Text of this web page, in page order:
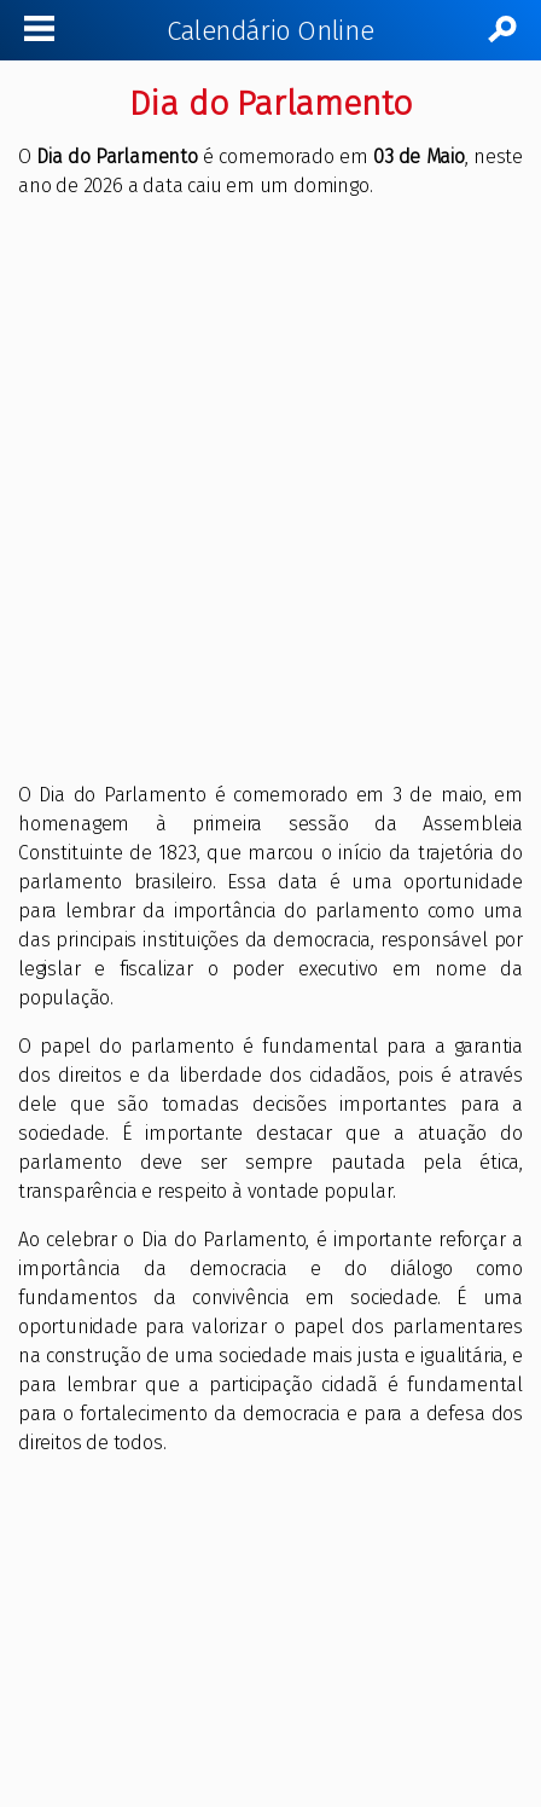
Calendário Online
Dia do Parlamento
O Dia do Parlamentoé comemorado em 03 de Maio, neste
ano de 2026 a data caiu em um domingo.
O Dia do Parlamento é comemorado em 3 de maio, em
homenagem à primeira sessão da Assembleia
Constituinte de 1823, que marcou o início da trajetória do
parlamento brasileiro. Essa data é uma oportunidade
para lembrar da importância do parlamento como uma
das principais instituições da democracia, responsável por
legislar e fiscalizar o poder executivo em nome da
população.
O papel do parlamento é fundamental para a garantia
dos direitos e da liberdade dos cidadãos, pois é através
dele que são tomadas decisões importantes para a
sociedade. É importante destacar que a atuação do
parlamento deve ser sempre pautada pela ética,
transparência e respeito à vontade popular.
Ao celebrar o Dia do Parlamento, é importante reforçar a
importância da democracia e do diálogo como
fundamentos da convivência em sociedade. É uma
oportunidade para valorizar o papel dos parlamentares
na construção de uma sociedade mais justa e igualitária, e
para lembrar que a participação cidadã é fundamental
para o fortalecimento da democracia e para a defesa dos
direitos de todos.